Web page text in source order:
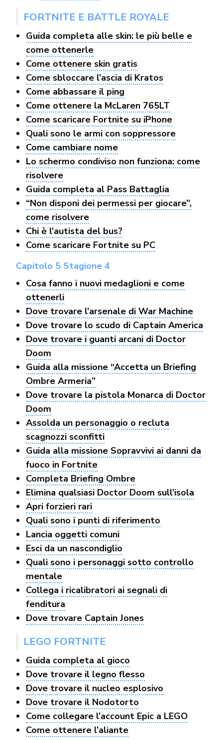
FORTNITE E BATTLE ROYALE
Guida completa alle skin: le più belle e
come ottenerle
Come ottenere skin gratis
Come sbloccare l’ascia di Kratos
Come abbassare il ping
Come ottenere la McLaren 765LT
Come scaricare Fortnite su iPhone
Quali sono le armi con soppressore
Come cambiare nome
Lo schermo condiviso non funziona: come
risolvere
Guida completa al Pass Battaglia
“Non disponi dei permessi per giocare”,
come risolvere
Chi è l’autista del bus?
Come scaricare Fortnite su PC
Capitolo 5 Stagione 4
Cosa fanno i nuovi medaglioni e come
ottenerli
Dove trovare l’arsenale di War Machine
Dove trovare lo scudo di Captain America
Dove trovare i guanti arcani di Doctor
Doom
Guida alla missione “Accetta un Briefing
Ombre Armeria”
Dove trovare la pistola Monarca di Doctor
Doom
Assolda un personaggio o recluta
scagnozzi sconfitti
Guida alla missione Sopravvivi ai danni da
fuoco in Fortnite
Completa Briefing Ombre
Elimina qualsiasi Doctor Doom sull’isola
Apri forzieri rari
Quali sono i punti di riferimento
Lancia oggetti comuni
Esci da un nascondiglio
Quali sono i personaggi sotto controllo
mentale
Collega i ricalibratori ai segnali di
fenditura
Dove trovare Captain Jones
LEGO FORTNITE
Guida completa al gioco
Dove trovare il legno flesso
Dove trovare il nucleo esplosivo
Dove trovare il Nodotorto
Come collegare l’account Epic a LEGO
Come ottenere l’aliante